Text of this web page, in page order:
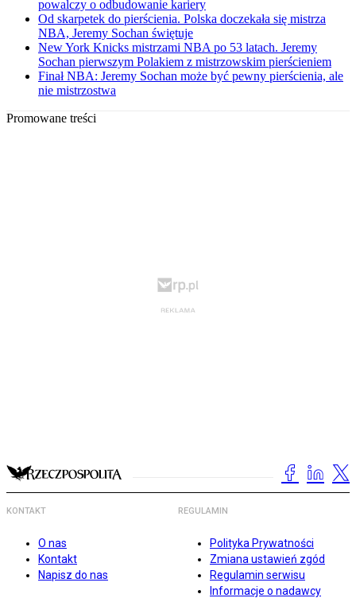
powalczy o odbudowanie kariery
Od skarpetek do pierścienia. Polska doczekała się mistrza
NBA, Jeremy Sochan świętuje
New York Knicks mistrzami NBA po 53 latach. Jeremy
Sochan pierwszym Polakiem z mistrzowskim pierścieniem
Finał NBA: Jeremy Sochan może być pewny pierścienia, ale
nie mistrzostwa
Promowane treści
KONTAKT
O nas
Kontakt
Napisz do nas
REGULAMIN
Polityka Prywatności
Zmiana ustawień zgód
Regulamin serwisu
Informacje o nadawcy